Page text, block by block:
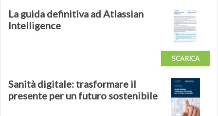
La guida definitiva ad Atlassian
Intelligence
SCARICA
Sanità digitale: trasformare il
presente per un futuro sostenibile